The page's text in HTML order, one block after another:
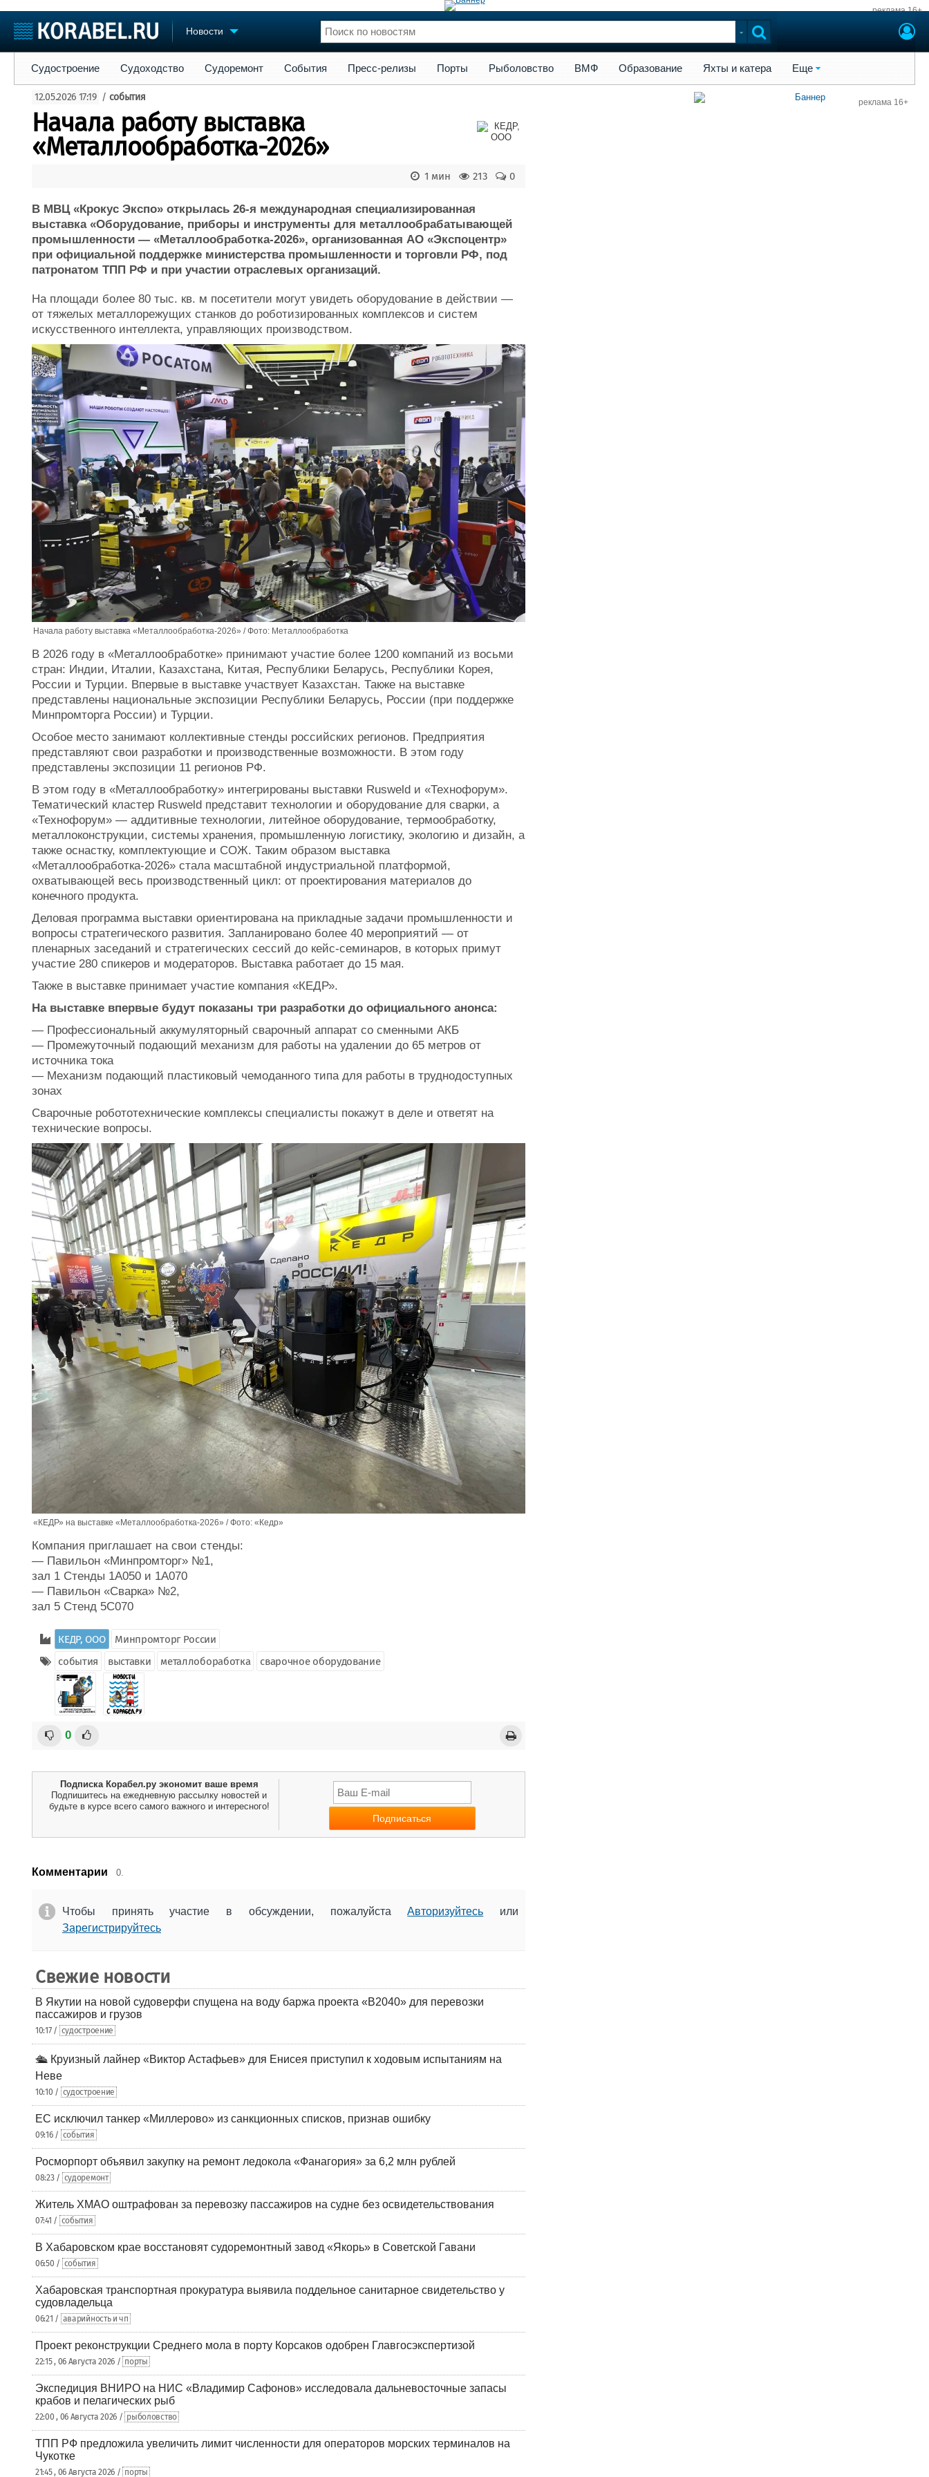
реклама 16+
Новости
Судостроение
Пульс
Новости
Компании
Репутация
Журнал
Реклама
Торговая площадка
Доска объявлений
Продажа флота
Оборудование
Изделия
Конференции
Личности
Словарь
Флот
Судостроение Судоходство Судоремонт События Пресс-релизы Порты Рыболовство ВМФ Образование Яхты и катера Еще
12.05.2026 17:19 / события
Начала работу выставка
«Металлообработка-2026»
0
213
1 мин
В МВЦ «Крокус Экспо» открылась 26-я международная специализированная
выставка «Оборудование, приборы и инструменты для металлообрабатывающей
промышленности — «Металлообработка-2026», организованная АО «Экспоцентр»
при официальной поддержке министерства промышленности и торговли РФ, под
патронатом ТПП РФ и при участии отраслевых организаций.
На площади более 80 тыс. кв. м посетители могут увидеть оборудование в действии —
от тяжелых металлорежущих станков до роботизированных комплексов и систем
искусственного интеллекта, управляющих производством.
Начала работу выставка «Металлообработка-2026» / Фото: Металлообработка
В 2026 году в «Металлообработке» принимают участие более 1200 компаний из восьми
стран: Индии, Италии, Казахстана, Китая, Республики Беларусь, Республики Корея,
России и Турции. Впервые в выставке участвует Казахстан. Также на выставке
представлены национальные экспозиции Республики Беларусь, России (при поддержке
Минпромторга России) и Турции.
Особое место занимают коллективные стенды российских регионов. Предприятия
представляют свои разработки и производственные возможности. В этом году
представлены экспозиции 11 регионов РФ.
В этом году в «Металлообработку» интегрированы выставки Rusweld и «Технофорум».
Тематический кластер Rusweld представит технологии и оборудование для сварки, а
«Технофорум» — аддитивные технологии, литейное оборудование, термообработку,
металлоконструкции, системы хранения, промышленную логистику, экологию и дизайн, а
также оснастку, комплектующие и СОЖ. Таким образом выставка
«Металлообработка-2026» стала масштабной индустриальной платформой,
охватывающей весь производственный цикл: от проектирования материалов до
конечного продукта.
Деловая программа выставки ориентирована на прикладные задачи промышленности и
вопросы стратегического развития. Запланировано более 40 мероприятий — от
пленарных заседаний и стратегических сессий до кейс-семинаров, в которых примут
участие 280 спикеров и модераторов. Выставка работает до 15 мая.
Также в выставке принимает участие компания «КЕДР».
На выставке впервые будут показаны три разработки до официального анонса:
— Профессиональный аккумуляторный сварочный аппарат со сменными АКБ
— Промежуточный подающий механизм для работы на удалении до 65 метров от
источника тока
— Механизм подающий пластиковый чемоданного типа для работы в труднодоступных
зонах
Сварочные робототехнические комплексы специалисты покажут в деле и ответят на
технические вопросы.
«КЕДР» на выставке «Металлообработка-2026» / Фото: «Кедр»
Компания приглашает на свои стенды:
— Павильон «Минпромторг» №1,
зал 1 Стенды 1А050 и 1А070
— Павильон «Сварка» №2,
зал 5 Стенд 5С070
КЕДР, ООО
Минпромторг России
события
выставки металлобоработка сварочное оборудование
0
Подписка Корабел.ру экономит ваше время
Подпишитесь на ежедневную рассылку новостей и
будьте в курсе всего самого важного и интересного!
Комментарии 0.
Чтобы принять участие в обсуждении, пожалуйстаАвторизуйтесь или
Зарегистрируйтесь
Свежие новости
В Якутии на новой судоверфи спущена на воду баржа проекта «В2040» для перевозки
пассажиров и грузов
10:17 / судостроение
🛳️ Круизный лайнер «Виктор Астафьев» для Енисея приступил к ходовым испытаниям на
Неве
10:10 / судостроение
ЕС исключил танкер «Миллерово» из санкционных списков, признав ошибку
09:16 / события
Росморпорт объявил закупку на ремонт ледокола «Фанагория» за 6,2 млн рублей
08:23 / судоремонт
Житель ХМАО оштрафован за перевозку пассажиров на судне без освидетельствования
07:41 / события
В Хабаровском крае восстановят судоремонтный завод «Якорь» в Советской Гавани
06:50 / события
Хабаровская транспортная прокуратура выявила поддельное санитарное свидетельство у
судовладельца
06:21 / аварийность и чп
Проект реконструкции Среднего мола в порту Корсаков одобрен Главгосэкспертизой
22:15 , 06 Августа 2026 / порты
Экспедиция ВНИРО на НИС «Владимир Сафонов» исследовала дальневосточные запасы
крабов и пелагических рыб
22:00 , 06 Августа 2026 / рыболовство
ТПП РФ предложила увеличить лимит численности для операторов морских терминалов на
Чукотке
21:45 , 06 Августа 2026 / порты
реклама 16+